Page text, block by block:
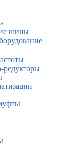
шины
редукторы